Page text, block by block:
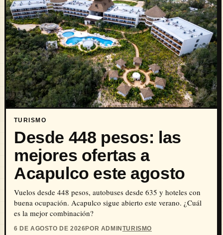
TURISMO
Desde 448 pesos: las
mejores ofertas a
Acapulco este agosto
Vuelos desde 448 pesos, autobuses desde 635 y hoteles con
buena ocupación. Acapulco sigue abierto este verano. ¿Cuál
es la mejor combinación?
6 DE AGOSTO DE 2026POR ADMIN TURISMO